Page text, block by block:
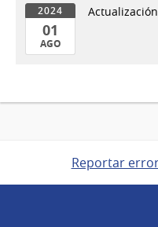
2024
01
AGO
Ago
Reportar